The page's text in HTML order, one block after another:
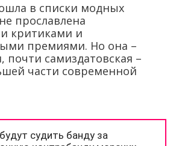
в списки модных
прославлена
критиками и
премиями. Но она –
почти самиздатовская –
части современной